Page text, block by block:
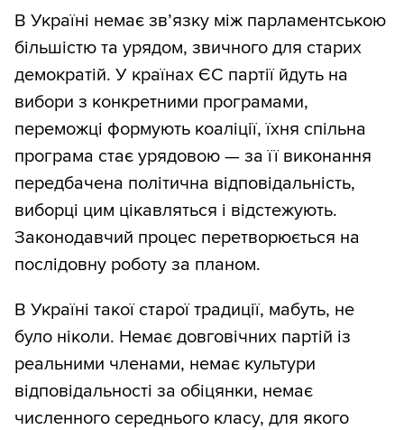
В Україні немає зв’язку між парламентською
більшістю та урядом, звичного для старих
демократій. У країнах ЄС партії йдуть на
вибори з конкретними програмами,
переможці формують коаліції, їхня спільна
програма стає урядовою — за її виконання
передбачена політична відповідальність,
виборці цим цікавляться і відстежують.
Законодавчий процес перетворюється на
послідовну роботу за планом.
В Україні такої старої традиції, мабуть, не
було ніколи. Немає довговічних партій із
реальними членами, немає культури
відповідальності за обіцянки, немає
численного середнього класу, для якого